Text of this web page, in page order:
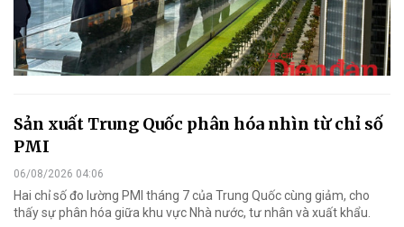
Sản xuất Trung Quốc phân hóa nhìn từ chỉ số
PMI
06/08/2026 04:06
Hai chỉ số đo lường PMI tháng 7 của Trung Quốc cùng giảm, cho
thấy sự phân hóa giữa khu vực Nhà nước, tư nhân và xuất khẩu.